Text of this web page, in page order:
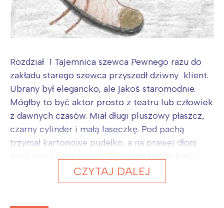
Rozdział 1 Tajemnica szewca Pewnego razu do
zakładu starego szewca przyszedł dziwny klient.
Ubrany był elegancko, ale jakoś staromodnie.
Mógłby to być aktor prosto z teatru lub człowiek
z dawnych czasów. Miał długi pluszowy płaszcz,
czarny cylinder i małą laseczkę. Pod pachą
trzymał kartonowe pudełko, a na prawej dłoni
CZYTAJ DALEJ